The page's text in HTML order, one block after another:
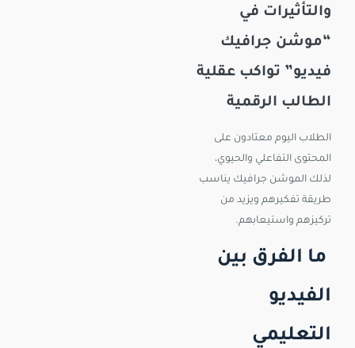
والتأثيرات في
“موشن جرافيك
فيديو” تواكب عقلية
الطالب الرقمية
الطلاب اليوم معتادون على
المحتوى التفاعلي والحيوي،
لذلك الموشن جرافيك يناسب
طريقة تفكيرهم ويزيد من
تركيزهم واستيعابهم.
ما الفرق بين
الفيديو
التعليمي